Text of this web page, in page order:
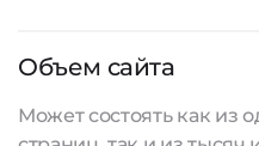
Объем сайта
Может состоять как из